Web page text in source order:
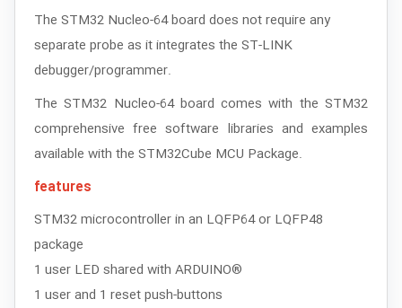
The STM32 Nucleo-64 board does not require any
separate probe as it integrates the ST-LINK
debugger/programmer.
The STM32 Nucleo-64 board comes with the STM32
comprehensive free software libraries and examples
available with the STM32Cube MCU Package.
features
STM32 microcontroller in an LQFP64 or LQFP48
package
1 user LED shared with ARDUINO®
1 user and 1 reset push-buttons